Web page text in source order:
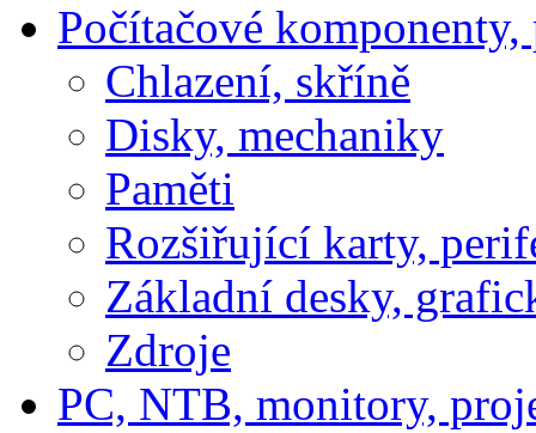
Počítačové
Chlazení, skříně
Disky, mechaniky
Paměti
Rozšiřující karty,
Základní desky,
Zdroje
PC, NTB, monitory,